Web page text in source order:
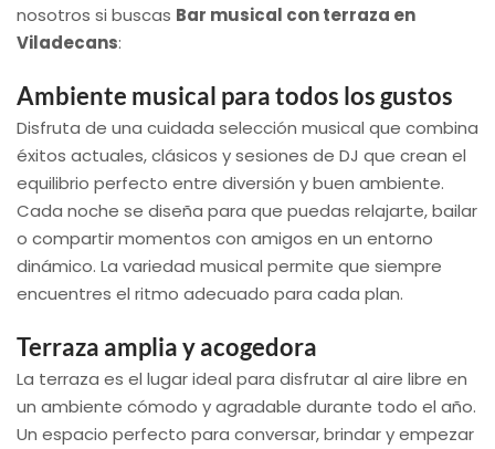
nosotros si buscas Bar musical con terraza en
Viladecans:
Ambiente musical para todos los gustos
Disfruta de una cuidada selección musical que combina
éxitos actuales, clásicos y sesiones de DJ que crean el
equilibrio perfecto entre diversión y buen ambiente.
Cada noche se diseña para que puedas relajarte, bailar
o compartir momentos con amigos en un entorno
dinámico. La variedad musical permite que siempre
encuentres el ritmo adecuado para cada plan.
Terraza amplia y acogedora
La terraza es el lugar ideal para disfrutar al aire libre en
un ambiente cómodo y agradable durante todo el año.
Un espacio perfecto para conversar, brindar y empezar